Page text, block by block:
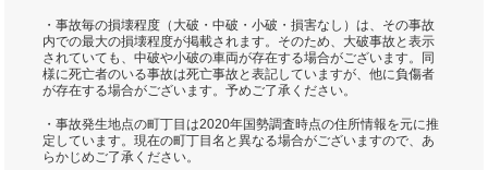
・事故毎の損壊程度（大破・中破・小破・損害なし）は、その事故
内での最大の損壊程度が掲載されます。そのため、大破事故と表示
されていても、中破や小破の車両が存在する場合がございます。同
様に死亡者のいる事故は死亡事故と表記していますが、他に負傷者
が存在する場合がございます。予めご了承ください。
・事故発生地点の町丁目は2020年国勢調査時点の住所情報を元に推
定しています。現在の町丁目名と異なる場合がございますので、あ
らかじめご了承ください。